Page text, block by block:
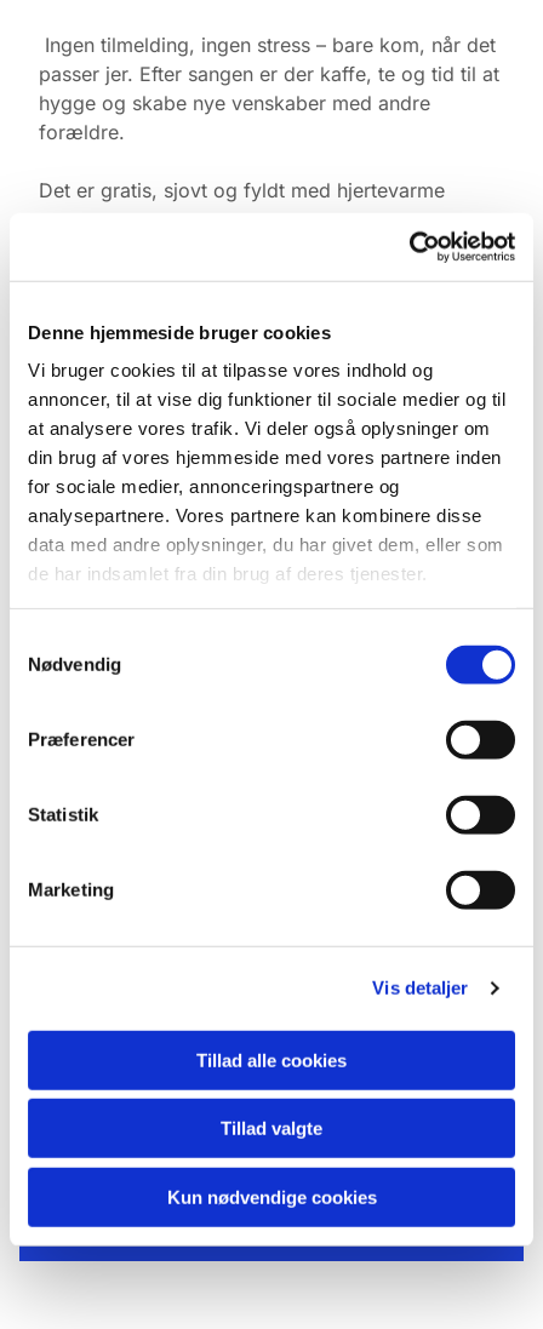
Denne hjemmeside bruger cookies
Vi bruger cookies til at tilpasse vores indhold og
annoncer, til at vise dig funktioner til sociale medier og til
at analysere vores trafik. Vi deler også oplysninger om
din brug af vores hjemmeside med vores partnere inden
for sociale medier, annonceringspartnere og
analysepartnere. Vores partnere kan kombinere disse
data med andre oplysninger, du har givet dem, eller som
de har indsamlet fra din brug af deres tjenester.
Nødvendig
Præferencer
Statistik
Marketing
Vis detaljer
Tillad alle cookies
Tillad valgte
Kun nødvendige cookies
Ingen tilmelding, ingen stress – bare kom, når det
passer jer. Efter sangen er der kaffe, te og tid til at
hygge og skabe nye venskaber med andre
forældre.
Det er gratis, sjovt og fyldt med hjertevarme
De bedste hilsner
Camilla Köhler Karlsson
Kirke- & Kulturmedarbejder
Du vil måske også kunne
lide...